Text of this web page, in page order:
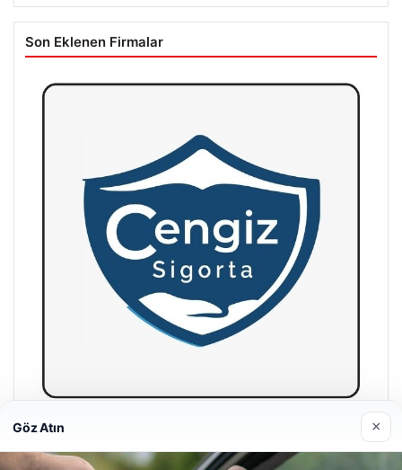
Son Eklenen Firmalar
Hastaş Beton
26/05/2026
Göz Atın ×